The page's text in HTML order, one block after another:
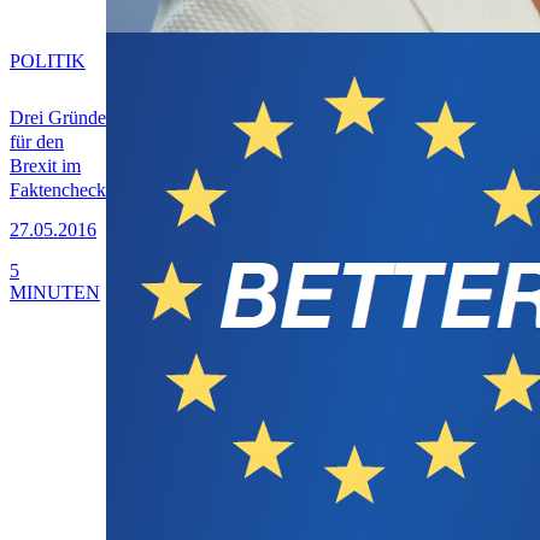
Drei Gründe
für den
Brexit im
Faktencheck
27.05.2016
POLITIK
5
MINUTEN